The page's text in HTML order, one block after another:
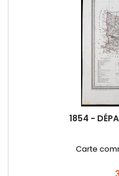
1854 -
Carte